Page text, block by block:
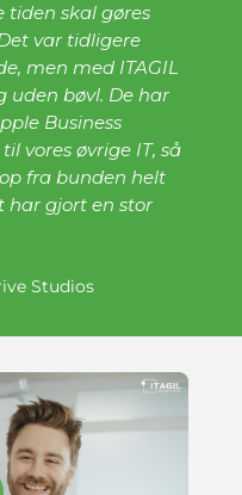
tiden skal gøres
var tidligere
men med ITAGIL
uden bøvl. De har
Business
vores øvrige IT, så
fra bunden helt
har gjort en stor
Studios